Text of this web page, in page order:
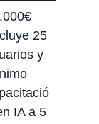
25
y
IA a 5